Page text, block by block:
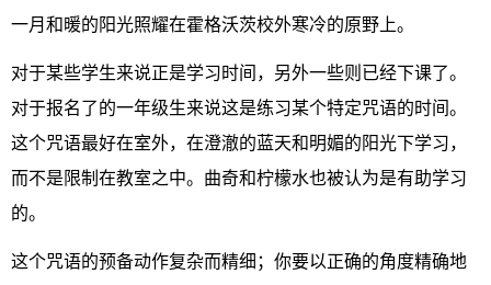
一月和暖的阳光照耀在霍格沃茨校外寒冷的原野上。
对于某些学生来说正是学习时间，另外一些则已经下课了。
对于报名了的一年级生来说这是练习某个特定咒语的时间。
这个咒语最好在室外，在澄澈的蓝天和明媚的阳光下学习，
而不是限制在教室之中。曲奇和柠檬水也被认为是有助学习
的。
这个咒语的预备动作复杂而精细；你要以正确的角度精确地